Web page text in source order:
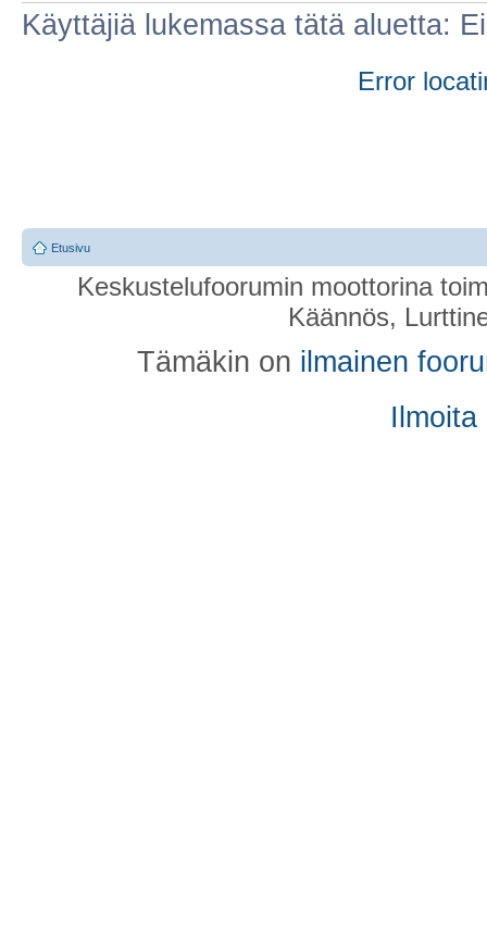
Käyttäjiä lukemassa tätä aluetta:
Error
Etusivu
Keskustelufoorumin moottorina
Käännös,
Tämäkin on ilmainen